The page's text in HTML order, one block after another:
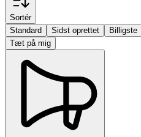
Sortér
Standard
Sidst oprettet Billigste
Tæt på mig